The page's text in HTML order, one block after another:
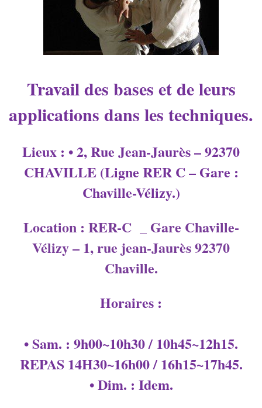
Travail des bases et de leurs
applications dans les techniques.
Lieux : • 2, Rue Jean-Jaurès – 92370
CHAVILLE (Ligne RER C – Gare :
Chaville-Vélizy.)
Location : RER-C _ Gare Chaville-
Vélizy – 1, rue jean-Jaurès 92370
Chaville.
Horaires :
• Sam. : 9h00~10h30 / 10h45~12h15.
REPAS 14H30~16h00 / 16h15~17h45.
• Dim. : Idem.